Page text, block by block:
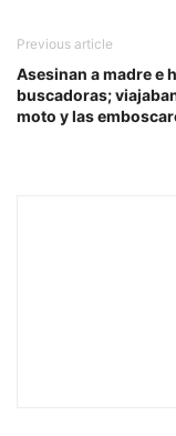
Previous article
Asesinan a madre e
buscadoras;
moto y las